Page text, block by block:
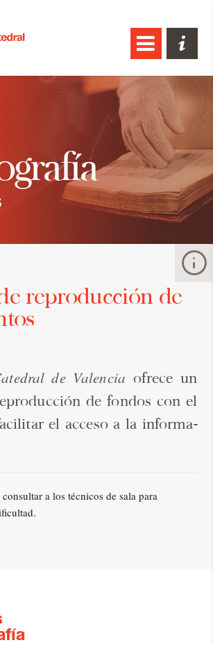
reproducción de
de Valencia ofre­ce un
de fon­dos con el
el acceso a la in­for­ma­
a los técnicos de sala para